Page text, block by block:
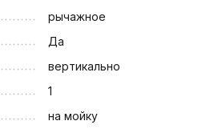
рычажное
Да
вертикально
1
на мойку